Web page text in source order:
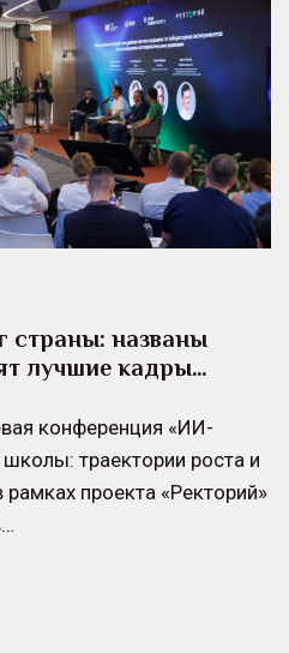
страны: названы
лучшие кадры…
конференция «ИИ-
траектории роста и
проекта «Ректорий»